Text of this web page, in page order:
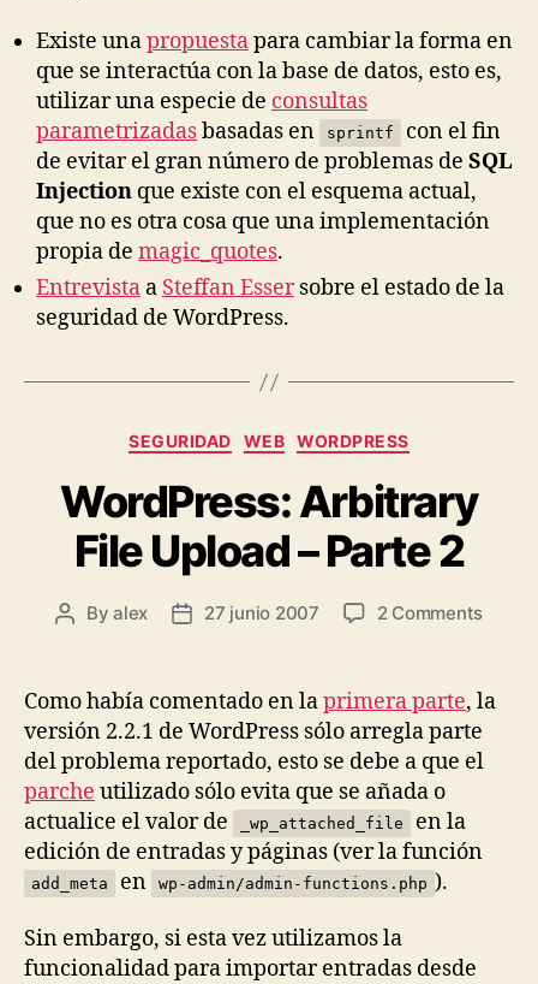
Existe unapropuestapara cambiar la forma en
que se interactúa con la base de datos, esto es,
utilizar una especie de consultas
parametrizadasbasadas en sprintf
con el fin
de evitar el gran número de problemas de SQL
Injection que existe con el esquema actual,
que no es otra cosa que una implementación
propia de magic_quotes.
Entrevista a Steffan Essersobre el estado de la
seguridad de WordPress.
Categories
SEGURIDAD WEB WORDPRESS
WordPress: Arbitrary
File Upload – Parte 2
PostByalex
Post27 junio 2007 2 Commentson
Parte
Como había comentado en laprimera parte, la
versión 2.2.1 de WordPress sólo arregla parte
del problema reportado, esto se debe a que el
parche utilizado sólo evita que se añada o
actualice el valor de
_wp_attached_file
en la
edición de entradas y páginas (ver la función
add_meta en wp-admin/admin-functions.php ).
Sin embargo, si esta vez utilizamos la
funcionalidad para importar entradas desde